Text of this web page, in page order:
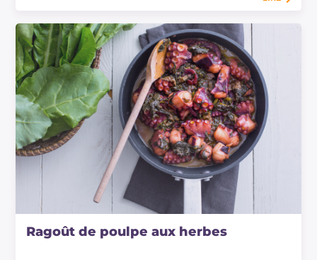
Ragoût de poulpe aux herbes